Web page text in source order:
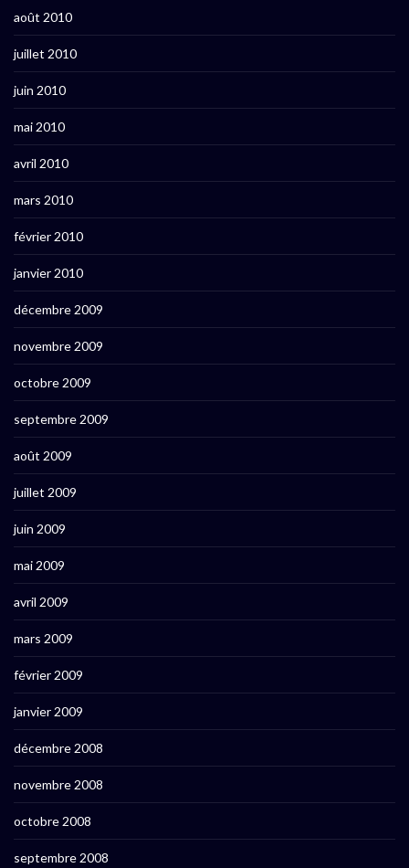
août 2010
juillet 2010
juin 2010
mai 2010
avril 2010
mars 2010
février 2010
janvier 2010
décembre 2009
novembre 2009
octobre 2009
septembre 2009
août 2009
juillet 2009
juin 2009
mai 2009
avril 2009
mars 2009
février 2009
janvier 2009
décembre 2008
novembre 2008
octobre 2008
septembre 2008